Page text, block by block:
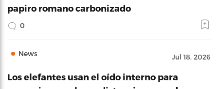
papiro romano carbonizado
0
News Jul 18, 2026
Los elefantes usan el oído interno para